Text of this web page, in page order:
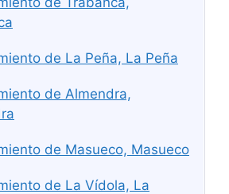
de La Peña, La Peña
de Almendra,
de Masueco, Masueco
de La Vídola, La